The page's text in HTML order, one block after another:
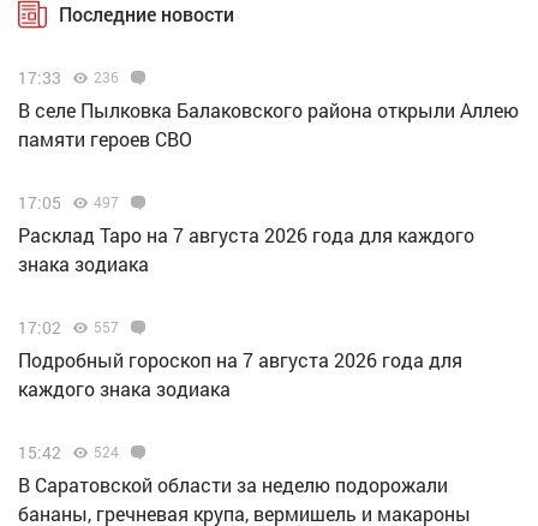
Последние новости
17:33 236
В селе Пылковка Балаковского района открыли Аллею
памяти героев СВО
17:05 497
Расклад Таро на 7 августа 2026 года для каждого
знака зодиака
17:02 557
Подробный гороскоп на 7 августа 2026 года для
каждого знака зодиака
15:42 524
В Саратовской области за неделю подорожали
бананы, гречневая крупа, вермишель и макароны